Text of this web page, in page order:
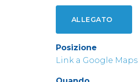
ALLEGATO
Posizione
Link a Google Maps